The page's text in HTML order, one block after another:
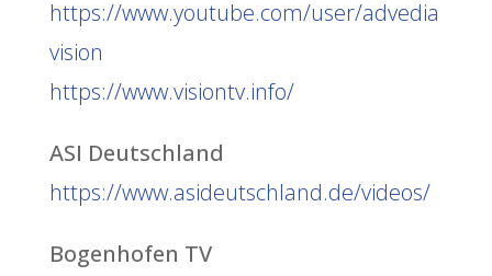
https://www.youtube.com/user/advedia
vision
https://www.visiontv.info/
ASI Deutschland
https://www.asideutschland.de/videos/
Bogenhofen TV